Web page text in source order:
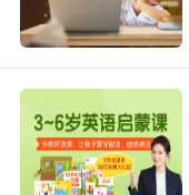
岁青少年，对
等：“What are
“I’m going to
about this
体步骤 1.确定场
如起床、吃饭、
组简单问答。 2.